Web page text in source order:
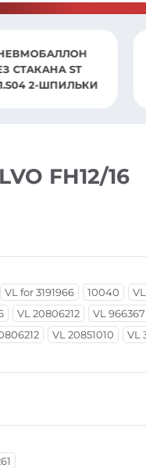
КОЛЬЦО СЕДЛА
КЛАПАНА VOLVO
FH12/16
VL for 3191966 10040
VL 20806212 VL 966367
VL 20851010 VL